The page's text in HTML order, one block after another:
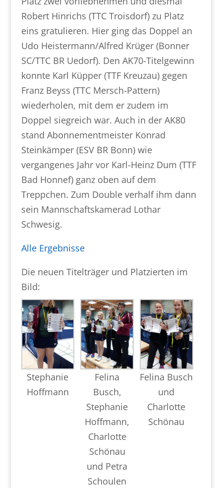
Robert Hinrichs (TTC Troisdorf) zu Platz
eins gratulieren. Hier ging das Doppel an
Udo Heistermann/Alfred Krüger (Bonner
SC/TTC BR Uedorf). Den AK70-Titelgewinn
konnte Karl Küpper (TTF Kreuzau) gegen
Franz Beyss (TTC Mersch-Pattern)
wiederholen, mit dem er zudem im
Doppel siegreich war. Auch in der AK80
stand Abonnementmeister Konrad
Steinkämper (ESV BR Bonn) wie
vergangenes Jahr vor Karl-Heinz Dum (TTF
Bad Honnef) ganz oben auf dem
Treppchen. Zum Double verhalf ihm dann
sein Mannschaftskamerad Lothar
Schwesig.
Alle Ergebnisse
Die neuen Titelträger und Platzierten im
Bild:
Stephanie
Hoffmann
Felina
Busch,
Stephanie
Hoffmann,
Charlotte
Schönau
und Petra
Schoulen
Felina Busch
und
Charlotte
Schönau